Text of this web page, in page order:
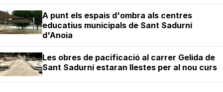
A punt els espais d'ombra als centres
educatius municipals de Sant Sadurní
d'Anoia
Les obres de pacificació al carrer Gelida de
Sant Sadurní estaran llestes per al nou curs